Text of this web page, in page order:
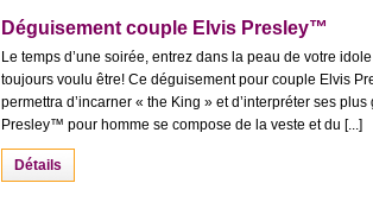
Déguisement couple Elvis Presley™
Le temps d’une soirée, entrez dans la peau de votre
toujours voulu être! Ce déguisement pour couple Elvis
permettra d’incarner « the King » et d’interpréter ses
Presley™ pour homme se compose de la veste et du [...]
Détails